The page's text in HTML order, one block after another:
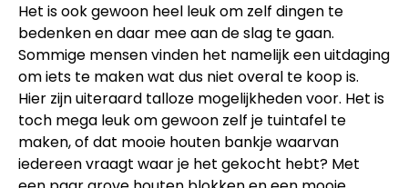
Het is ook gewoon heel leuk om zelf dingen te
bedenken en daar mee aan de slag te gaan.
Sommige mensen vinden het namelijk een uitdaging
om iets te maken wat dus niet overal te koop is.
Hier zijn uiteraard talloze mogelijkheden voor. Het is
toch mega leuk om gewoon zelf je tuintafel te
maken, of dat mooie houten bankje waarvan
iedereen vraagt waar je het gekocht hebt? Met